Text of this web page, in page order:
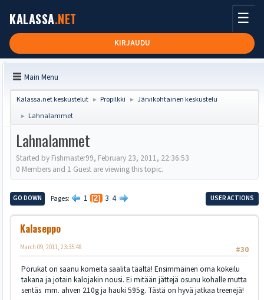
KALASSA.NET
KIRJAUDU
☰
Main Menu
Kalassa.net keskustelut ► Propilkki ► Järvikohtainen keskustelu
► Lahnalammet
Lahnalammet
Started by Fishmaster99, February 23, 2011, 22:36:53
0 Members and 1 Guest are viewing this topic.
GO DOWN Pages 1 2 3 4 USER ACTIONS
Kalaseppo
#30
March 09, 2011, 23:35:48
Porukat on saanu komeita saalita täältä! Ensimmäinen oma kokeilu
takana ja jotain kalojakin nousi. Ei mitään jättejä osunu kohalle mutta
sentäs mm. ahven 210g ja hauki 595g. Tästä on hyvä jatkaa treenejä!